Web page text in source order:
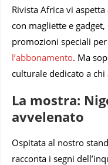
Rivista Africa vi aspetta
con magliette e
promozioni speciali per
l’abbonamento. Ma
culturale dedicato a
La mostra:
avvelenato
Ospitata al nostro
racconta i segni